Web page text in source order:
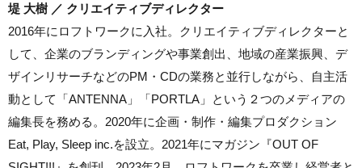
堤 大樹 ／ クリエイティブディレクター
2016年にロフトワークに入社。クリエイティブディレクターと
して、企業のブランディングや事業創出、地域の産業振興、デ
ザインリサーチなどのPM・CDの業務と並行しながら、自主活
動として「ANTENNA」「PORTLA」という２つのメディアの
編集長を務める。2020年に企画・制作・編集プロダクション
Eat, Play, Sleep inc.を設立。2021年にマガジン『OUT OF